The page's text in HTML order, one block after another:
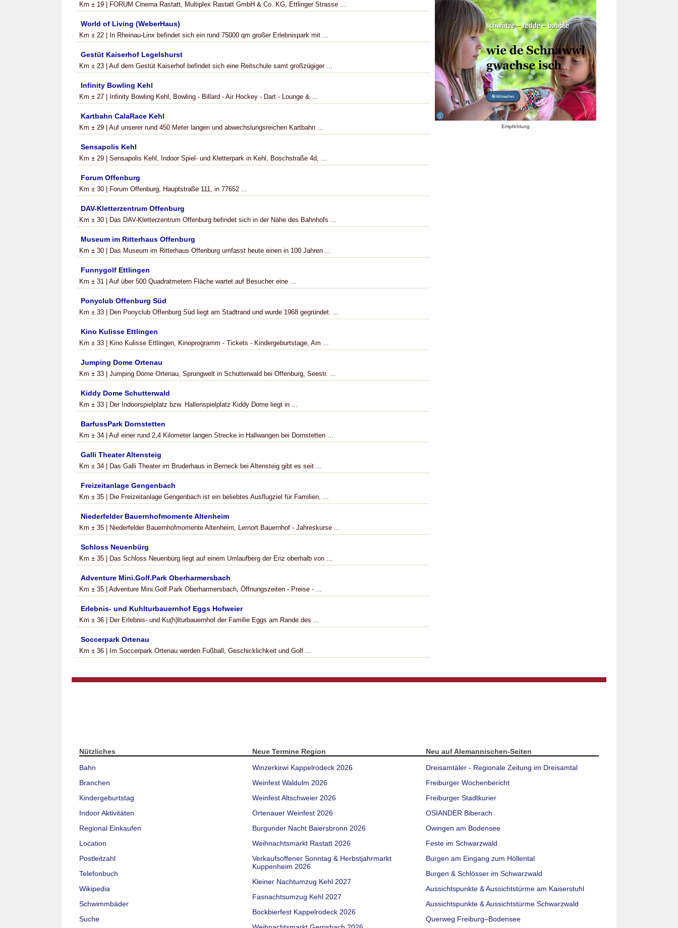
Km ± 19 | FORUM Cinema Rastatt, Multiplex Rastatt GmbH & Co. KG, Ettlinger Strasse ...
World of Living (WeberHaus)
Km ± 22 | In Rheinau-Linx befindet sich ein rund 75000 qm großer Erlebnispark mit ...
Gestüt Kaiserhof Legelshurst
Km ± 23 | Auf dem Gestüt Kaiserhof befindet sich eine Reitschule samt großzügiger ...
Infinity Bowling Kehl
Km ± 27 | Infinity Bowling Kehl, Bowling - Billard - Air Hockey - Dart - Lounge & ...
Kartbahn CalaRace Kehl
Km ± 29 | Auf unserer rund 450 Meter langen und abwechslungsreichen Kartbahn ...
Sensapolis Kehl
Km ± 29 | Sensapolis Kehl, Indoor Spiel- und Kletterpark in Kehl, Boschstraße 4d, ...
Forum Offenburg
Km ± 30 | Forum Offenburg, Hauptstraße 111, in 77652 ...
DAV-Kletterzentrum Offenburg
Km ± 30 | Das DAV-Kletterzentrum Offenburg befindet sich in der Nähe des Bahnhofs ...
Museum im Ritterhaus Offenburg
Km ± 30 | Das Museum im Ritterhaus Offenburg umfasst heute einen in 100 Jahren ...
Funnygolf Ettlingen
Km ± 31 | Auf über 500 Quadratmetern Fläche wartet auf Besucher eine ...
Ponyclub Offenburg Süd
Km ± 33 | Den Ponyclub Offenburg Süd liegt am Stadtrand und wurde 1968 gegründet. ...
Kino Kulisse Ettlingen
Km ± 33 | Kino Kulisse Ettlingen, Kinoprogramm - Tickets - Kindergeburtstage, Am ...
Jumping Dome Ortenau
Km ± 33 | Jumping Dome Ortenau, Sprungwelt in Schutterwald bei Offenburg, Seestr. ...
Kiddy Dome Schutterwald
Km ± 33 | Der Indoorspielplatz bzw. Hallenspielplatz Kiddy Dome liegt in ...
BarfussPark Dornstetten
Km ± 34 | Auf einer rund 2,4 Kilometer langen Strecke in Hallwangen bei Dornstetten ...
Galli Theater Altensteig
Km ± 34 | Das Galli Theater im Bruderhaus in Berneck bei Altensteig gibt es seit ...
Freizeitanlage Gengenbach
Km ± 35 | Die Freizeitanlage Gengenbach ist ein beliebtes Ausflugziel für Familien, ...
Niederfelder Bauernhofmomente Altenheim
Km ± 35 | Niederfelder Bauernhofmomente Altenheim, Lernort Bauernhof - Jahreskurse ...
Schloss Neuenbürg
Km ± 35 | Das Schloss Neuenbürg liegt auf einem Umlaufberg der Enz oberhalb von ...
Adventure Mini.Golf.Park Oberharmersbach
Km ± 35 | Adventure Mini.Golf.Park Oberharmersbach, Öffnungszeiten - Preise - ...
Erlebnis- und Kuhlturbauernhof Eggs Hofweier
Km ± 36 | Der Erlebnis- und Ku(h)lturbauernhof der Familie Eggs am Rande des ...
Soccerpark Ortenau
Km ± 36 | Im Soccerpark Ortenau werden Fußball, Geschicklichkeit und Golf ...
Empfehlung
Nützliches
Bahn
Branchen
Kindergeburtstag
Indoor Aktivitäten
Regional Einkaufen
Location
Postleitzahl
Telefonbuch
Wikipedia
Schwimmbäder
Suche
Neue Termine Region
Winzerkirwi Kappelrodeck 2026
Weinfest Waldulm 2026
Weinfest Altschweier 2026
Ortenauer Weinfest 2026
Burgunder Nacht Baiersbronn 2026
Weihnachtsmarkt Rastatt 2026
Verkaufsoffener Sonntag & Herbstjahrmarkt
Kuppenheim 2026
Kleiner Nachtumzug Kehl 2027
Fasnachtsumzug Kehl 2027
Bockbierfest Kappelrodeck 2026
Neu auf Alemannischen-Seiten
Dreisamtäler - Regionale Zeitung im Dreisamtal
Freiburger Wochenbericht
Freiburger Stadtkurier
OSIANDER Biberach
Owingen am Bodensee
Feste im Schwarzwald
Burgen am Eingang zum Höllental
Burgen & Schlösser im Schwarzwald
Aussichtspunkte & Aussichtstürme am Kaiserstuhl
Aussichtspunkte & Aussichtstürme Schwarzwald
Querweg Freiburg–Bodensee